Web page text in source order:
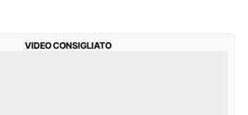
VIDEO CONSIGLIATO